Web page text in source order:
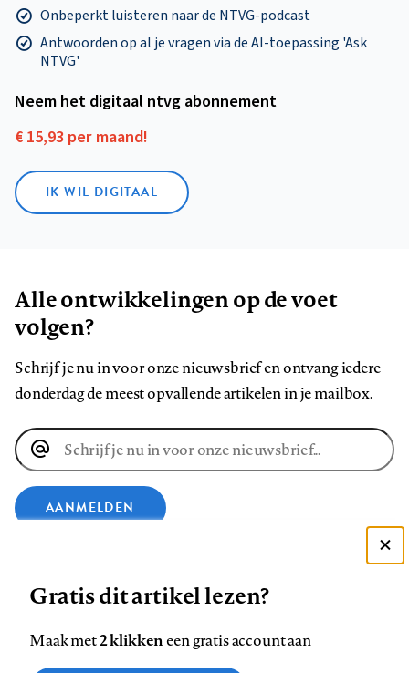
Onbeperkt luisteren naar de NTVG-podcast
Antwoorden op al je vragen via de AI-toepassing 'Ask
NTVG'
Neem het digitaal ntvg abonnement
€ 15,93 per maand!
IK WIL DIGITAAL
Alle ontwikkelingen op de voet
volgen?
Schrijf je nu in voor onze nieuwsbrief en ontvang iedere
donderdag de meest opvallende artikelen in je mailbox.
E-
mailadres
AANMELDEN
ons
Gratis dit artikel lezen?
Maak met2 klikkeneen gratis account aan
Zie onze cookie policy